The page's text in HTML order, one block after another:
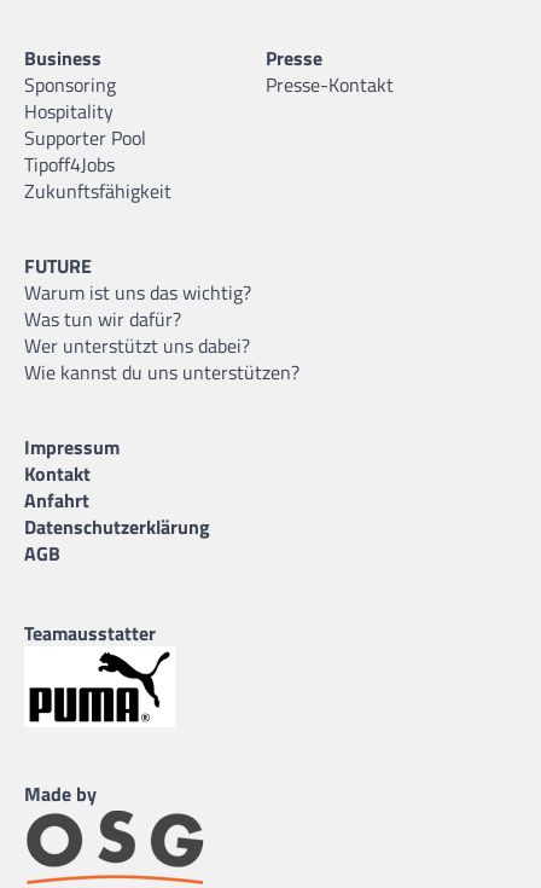
Business
Sponsoring
Hospitality
Supporter Pool
Tipoff4Jobs
Zukunftsfähigkeit
Presse
Presse-Kontakt
FUTURE
Warum ist uns das wichtig?
Was tun wir dafür?
Wer unterstützt uns dabei?
Wie kannst du uns unterstützen?
Impressum
Kontakt
Anfahrt
Datenschutzerklärung
AGB
Teamausstatter
Made by